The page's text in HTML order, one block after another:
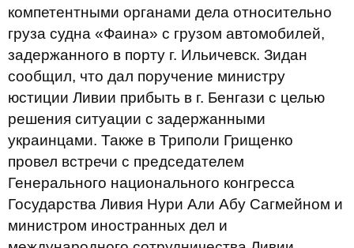
компетентными органами дела относительно
груза судна «Фаина» с грузом автомобилей,
задержанного в порту г. Ильичевск. Зидан
сообщил, что дал поручение министру
юстиции Ливии прибыть в г. Бенгази с целью
решения ситуации с задержанными
украинцами. Также в Триполи Грищенко
провел встречи с председателем
Генерального национального конгресса
Государства Ливия Нури Али Абу Сагмейном и
министром иностранных дел и